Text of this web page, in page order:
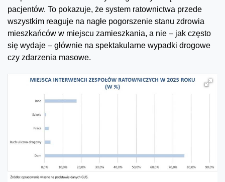
pacjentów. To pokazuje, że system ratownictwa przede
wszystkim reaguje na nagłe pogorszenie stanu zdrowia
mieszkańców w miejscu zamieszkania, a nie – jak często
się wydaje – głównie na spektakularne wypadki drogowe
czy zdarzenia masowe.